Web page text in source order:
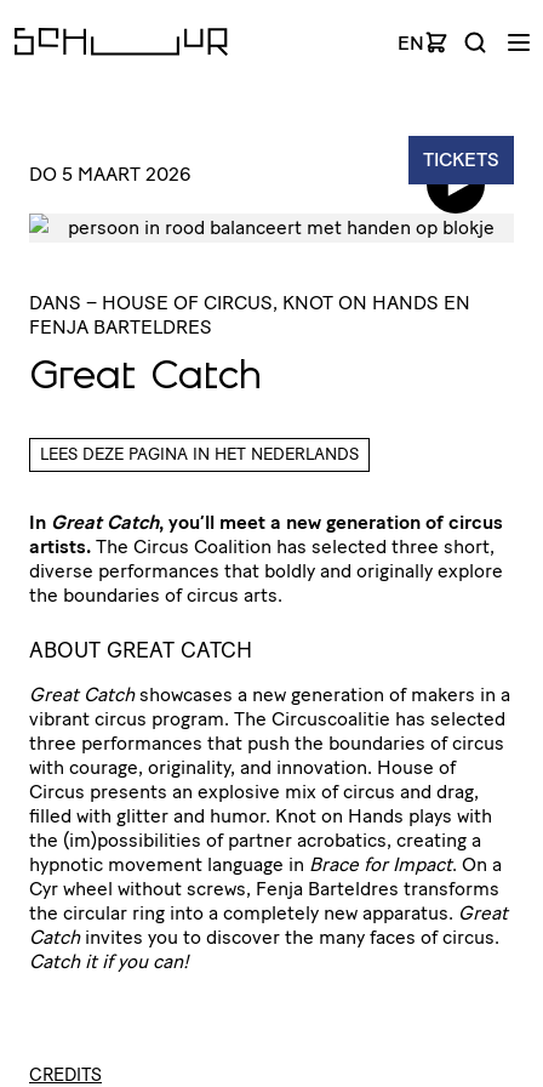
EN
TICKETS
DO 5 MAART 2026
DANS – HOUSE OF CIRCUS, KNOT ON HANDS EN
FENJA BARTELDRES
Great Catch
LEES DEZE PAGINA IN HET NEDERLANDS
In Great Catch, you’ll meet a new generation of circus
artists. The Circus Coalition has selected three short,
diverse performances that boldly and originally explore
the boundaries of circus arts.
ABOUT GREAT CATCH
Great Catchshowcases a new generation of makers in a
vibrant circus program. The Circuscoalitie has selected
three performances that push the boundaries of circus
with courage, originality, and innovation. House of
Circus presents an explosive mix of circus and drag,
filled with glitter and humor. Knot on Hands plays with
the (im)possibilities of partner acrobatics, creating a
hypnotic movement language in Brace for Impact. On a
Cyr wheel without screws, Fenja Barteldres transforms
the circular ring into a completely new apparatus. Great
Catchinvites you to discover the many faces of circus.
Catch it if you can!
CREDITS